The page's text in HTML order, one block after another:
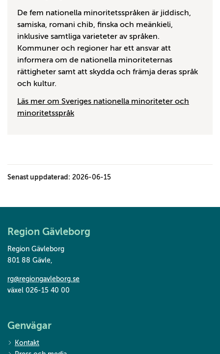
De fem nationella minoritetsspråken är jiddisch,
samiska, romani chib, finska och meänkieli,
inklusive samtliga varieteter av språken.
Kommuner och regioner har ett ansvar att
informera om de nationella minoriteternas
rättigheter samt att skydda och främja deras språk
och kultur.
Läs mer om Sveriges nationella minoriteter och
minoritetsspråk
Senast uppdaterad: 2026-06-15
Region Gävleborg
Region Gävleborg
801 88 Gävle,
rg@regiongavleborg.se
växel 026-15 40 00
Genvägar
Kontakt